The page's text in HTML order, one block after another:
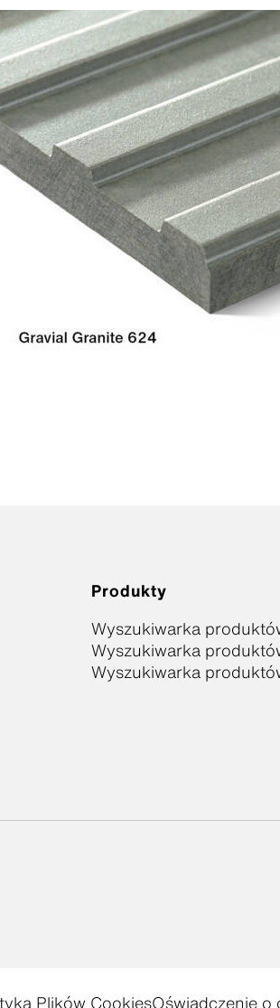
Produkty
Wyszukiwarka
Wyszukiwarka
Wyszukiwarka
Plików CookiesOświadczenie